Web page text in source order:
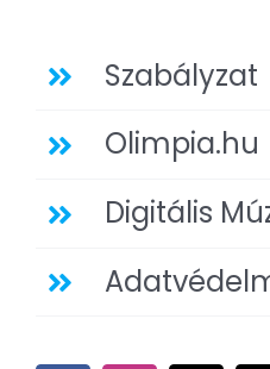
Szabályzat
Olimpia.hu
Digitális